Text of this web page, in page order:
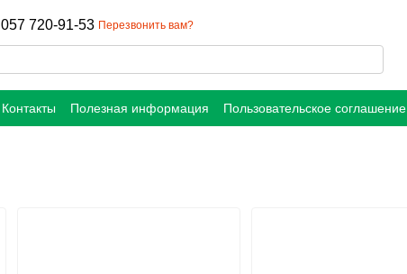
057 720-91-53 Перезвонить вам?
Контакты Полезная информация Пользовательское соглашение